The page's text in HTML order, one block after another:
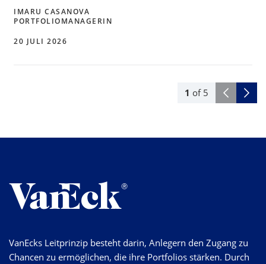
1 of 5
IMARU CASANOVA
PORTFOLIOMANAGERIN
20 JULI 2026
VanEcks Leitprinzip besteht darin, Anlegern den Zugang zu
Chancen zu ermöglichen, die ihre Portfolios stärken. Durch